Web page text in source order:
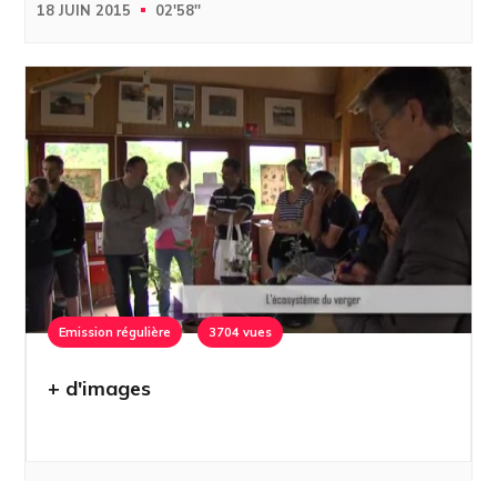
18 JUIN 2015 02'58''
Emission régulière 3704 vues
+ d'images